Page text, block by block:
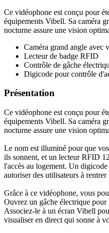
Ce vidéophone est conçu pour
équipements Vibell. Sa caméra
nocturne assure une vision
Caméra grand angle avec
Lecteur de badge RFID
Contrôle de gâche
Digicode pour contrôle
Présentation
Ce vidéophone est conçu pour
équipements Vibell. Sa caméra
nocturne assure une vision
Le nom est illuminé pour que
ils sonnent, et un lecteur RFID
l'accès au logement. Un
autoriser des utilisateurs à
Grâce à ce vidéophone, vous
Ouvrez un gâche électrique pour
Associez-le à un écran Vibell
visualiser en direct qui sonne à